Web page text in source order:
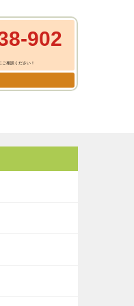
902
ご相談ください！